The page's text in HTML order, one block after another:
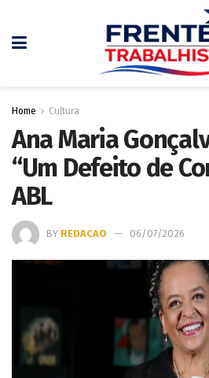
Home Cultura
Ana Maria
“Um Defeito de
ABL
BY REDACAO 06/07/2026